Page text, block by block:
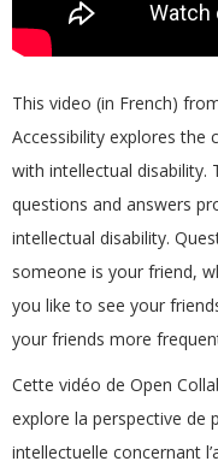
This video (in French)
Accessibility explores the
with intellectual disability.
questions and answers
intellectual disability.
someone is your friend,
you like to see your
your friends more
Cette vidéo de Open
explore la perspective de
intellectuelle concernant